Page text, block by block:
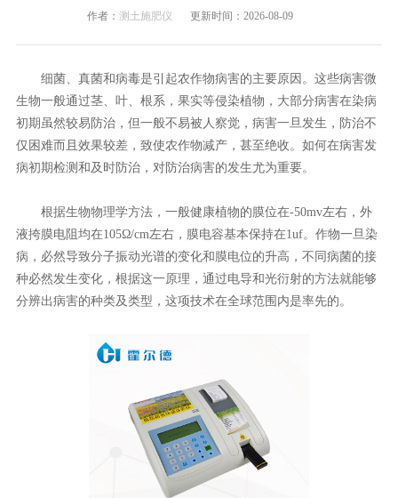
作者： 测土施肥仪 更新时间：2026-08-09
细菌、真菌和病毒是引起农作物病害的主要原因。这些病害微
生物一般通过茎、叶、根系，果实等侵染植物，大部分病害在染病
初期虽然较易防治，但一般不易被人察觉，病害一旦发生，防治不
仅困难而且效果较差，致使农作物减产，甚至绝收。如何在病害发
病初期检测和及时防治，对防治病害的发生尤为重要。
根据生物物理学方法，一般健康植物的膜位在-50mv左右，外
液挎膜电阻均在105Ω/cm左右，膜电容基本保持在1uf。作物一旦染
病，必然导致分子振动光谱的变化和膜电位的升高，不同病菌的接
种必然发生变化，根据这一原理，通过电导和光衍射的方法就能够
分辨出病害的种类及类型，这项技术在全球范围内是率先的。